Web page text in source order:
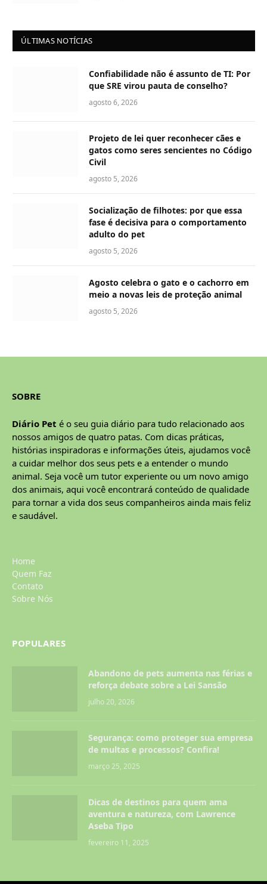
ÚLTIMAS NOTÍCIAS
Confiabilidade não é assunto de TI: Por
que SRE virou pauta de conselho?
agosto 6, 2026
Projeto de lei quer reconhecer cães e
gatos como seres sencientes no Código
Civil
agosto 5, 2026
Socialização de filhotes: por que essa
fase é decisiva para o comportamento
adulto do pet
agosto 5, 2026
Agosto celebra o gato e o cachorro em
meio a novas leis de proteção animal
agosto 5, 2026
SOBRE
Diário Pet é o seu guia diário para tudo relacionado aos
nossos amigos de quatro patas. Com dicas práticas,
histórias inspiradoras e informações úteis, ajudamos você
a cuidar melhor dos seus pets e a entender o mundo
animal. Seja você um tutor experiente ou um novo amigo
dos animais, aqui você encontrará conteúdo de qualidade
para tornar a vida dos seus companheiros ainda mais feliz
e saudável.
Home
Quem Faz
Contato
Sobre Nós
POPULARES
Abandono de pets aumenta nas férias e
reforça debate sobre a Lei Sansão
julho 20, 2026
Segurança: como proteger sua empresa
de multas e processos? Confira!
março 25, 2025
Dicas de destinos para quem ama
aventura e natureza, com Lawrence
Aseba Tipo
fevereiro 11, 2025